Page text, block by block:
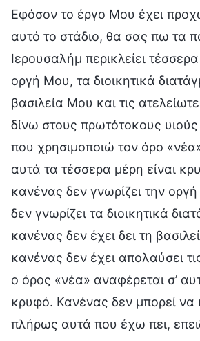
Εφόσον το έργο Μου έχει
αυτό το στάδιο, θα σας πω τα
Ιερουσαλήμ περικλείει
οργή Μου, τα διοικητικά
βασιλεία Μου και τις
δίνω στους πρωτότοκους
που χρησιμοποιώ τον όρο «νέα»
αυτά τα τέσσερα μέρη είναι
κανένας δεν γνωρίζει την
δεν γνωρίζει τα διοικητικά
κανένας δεν έχει δει τη
κανένας δεν έχει απολαύσει
ο όρος «νέα» αναφέρεται σ’
κρυφό. Κανένας δεν μπορεί να
πλήρως αυτά που έχω πει,